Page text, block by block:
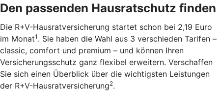
Den passenden Hausratschutz finden
Die R+V-Hausratversicherung startet schon bei 2,19 Euro
im Monat1 . Sie haben die Wahl aus 3 verschieden Tarifen –
classic, comfort und premium – und können Ihren
Versicherungsschutz ganz flexibel erweitern. Verschaffen
Sie sich einen Überblick über die wichtigsten Leistungen
der R+V-Hausratversicherung2.